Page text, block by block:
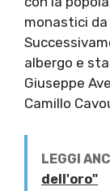
monastici
albergo e
Giuseppe
Camillo
LEGGI
dell'oro"